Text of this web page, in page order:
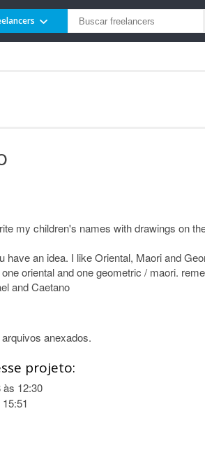
my children's names with drawings on
have an idea. I like Oriental, Maori and
oriental and one geometric / maori.
and Caetano
anexados.
projeto:
às 12:30